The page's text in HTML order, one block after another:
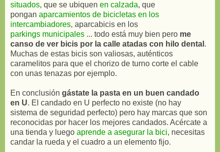
situados, que se ubiquen en calzada, que
pongan aparcamientos de bicicletas en los
intercambiadores, aparcabicis en los
parkings municipales ... todo está muy bien pero me
canso de ver bicis por la calle atadas con hilo dental .
Muchas de estas bicis son valiosas, auténticos
caramelitos para que el chorizo de turno corte el cable
con unas tenazas por ejemplo.
En conclusión gástate la pasta en un buen candado
en U. El candado en U perfecto no existe (no hay
sistema de seguridad perfecto) pero hay marcas que son
reconocidas por hacer los mejores candados. Acércate a
una tienda y luego aprende a asegurar la bici, necesitas
candar la rueda y el cuadro a un elemento fijo.